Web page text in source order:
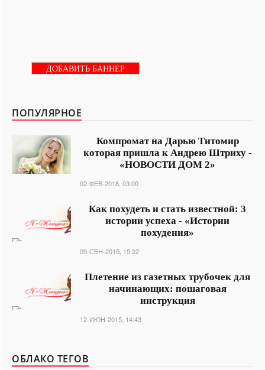
ДОБАВИТЬ БАННЕР
ПОПУЛЯРНОЕ
Компромат на Дарью Титомир
которая пришла к Андрею Штриху -
«НОВОСТИ ДОМ 2»
02-ФЕВ-2018, 03:00
Как похудеть и стать известной: 3
истории успеха - «Истории
похудения»
09-СЕН-2015, 15:22
Плетение из газетных трубочек для
начинающих: пошаговая
инструкция
12-ИЮН-2015, 14:43
ОБЛАКО ТЕГОВ